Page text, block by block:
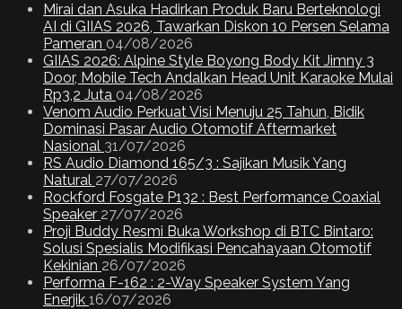
Mirai dan Asuka Hadirkan Produk Baru Berteknologi
AI di GIIAS 2026, Tawarkan Diskon 10 Persen Selama
Pameran 04/08/2026
GIIAS 2026: Alpine Style Boyong Body Kit Jimny 3
Door, Mobile Tech Andalkan Head Unit Karaoke Mulai
Rp3,2 Juta 04/08/2026
Venom Audio Perkuat Visi Menuju 25 Tahun, Bidik
Dominasi Pasar Audio Otomotif Aftermarket
Nasional 31/07/2026
RS Audio Diamond 165/3 : Sajikan Musik Yang
Natural 27/07/2026
Rockford Fosgate P132 : Best Performance Coaxial
Speaker 27/07/2026
Proji Buddy Resmi Buka Workshop di BTC Bintaro:
Solusi Spesialis Modifikasi Pencahayaan Otomotif
Kekinian 26/07/2026
Performa F-162 : 2-Way Speaker System Yang
Enerjik 16/07/2026